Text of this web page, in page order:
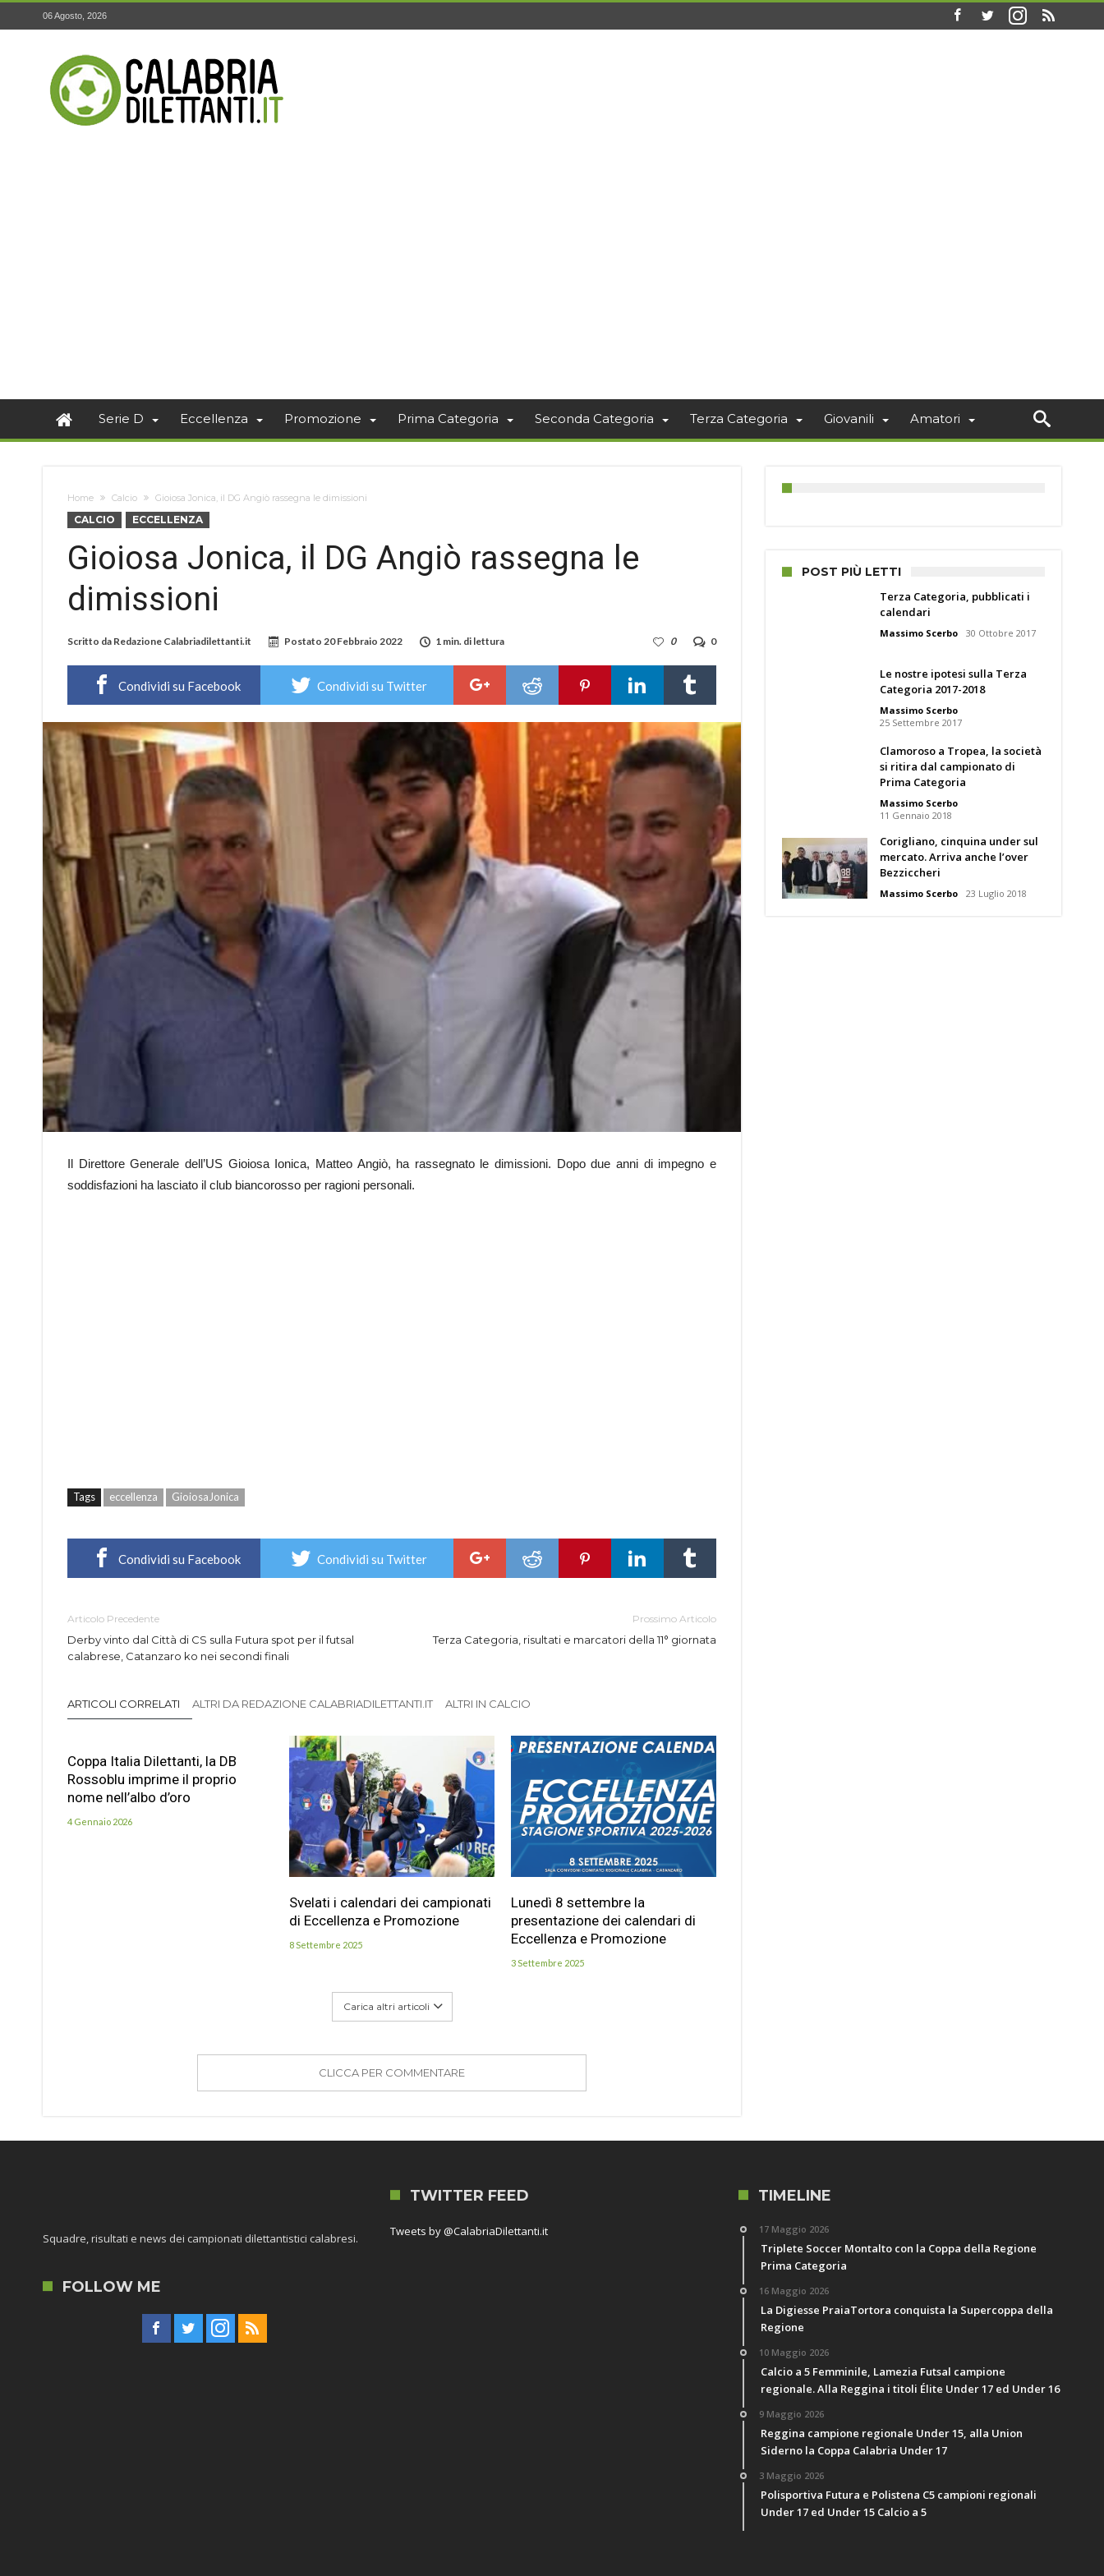
06 Agosto, 2026
Serie D Eccellenza Promozione Prima Categoria Seconda Categoria Terza Categoria Giovanili Amatori
Home Calcio Gioiosa Jonica, il DG Angiò rassegna le dimissioni
CALCIO ECCELLENZA
Gioiosa Jonica, il DG Angiò rassegna le
dimissioni
Scritto da Redazione Calabriadilettanti.it Postato 20 Febbraio 2022 1 min. di lettura 0
0
Condividi su Facebook Condividi su Twitter
Il Direttore Generale dell’US Gioiosa Ionica, Matteo Angiò, ha rassegnato le dimissioni. Dopo due anni di impegno e
soddisfazioni ha lasciato il club biancorosso per ragioni personali.
Tags eccellenza GioiosaJonica
Condividi su Facebook Condividi su Twitter
Articolo Precedente
Derby vinto dal Città di CS sulla Futura spot per il futsal
calabrese, Catanzaro ko nei secondi finali
Prossimo Articolo
Terza Categoria, risultati e marcatori della 11° giornata
ARTICOLI CORRELATI ALTRI DA REDAZIONE CALABRIADILETTANTI.IT ALTRI IN CALCIO
Coppa Italia Dilettanti, la DB
Rossoblu imprime il proprio
nome nell’albo d’oro
4 Gennaio 2026
Svelati i calendari dei campionati
di Eccellenza e Promozione
8 Settembre 2025
Lunedì 8 settembre la
presentazione dei calendari di
Eccellenza e Promozione
3 Settembre 2025
Carica altri articoli
CLICCA PER COMMENTARE
POST PIÙ LETTI
Terza Categoria, pubblicati i
calendari
Massimo Scerbo 30 Ottobre 2017
Le nostre ipotesi sulla Terza
Categoria 2017-2018
Massimo Scerbo
25 Settembre 2017
Clamoroso a Tropea, la società
si ritira dal campionato di
Prima Categoria
Massimo Scerbo
11 Gennaio 2018
Corigliano, cinquina under sul
mercato. Arriva anche l’over
Bezziccheri
Massimo Scerbo 23 Luglio 2018
Squadre, risultati e news dei campionati dilettantistici calabresi.
FOLLOW ME
TWITTER FEED
Tweets by @CalabriaDilettanti.it
TIMELINE
17 Maggio 2026
Triplete Soccer Montalto con la Coppa della Regione
Prima Categoria
16 Maggio 2026
La Digiesse PraiaTortora conquista la Supercoppa della
Regione
10 Maggio 2026
Calcio a 5 Femminile, Lamezia Futsal campione
regionale. Alla Reggina i titoli Élite Under 17 ed Under 16
9 Maggio 2026
Reggina campione regionale Under 15, alla Union
Siderno la Coppa Calabria Under 17
3 Maggio 2026
Polisportiva Futura e Polistena C5 campioni regionali
Under 17 ed Under 15 Calcio a 5